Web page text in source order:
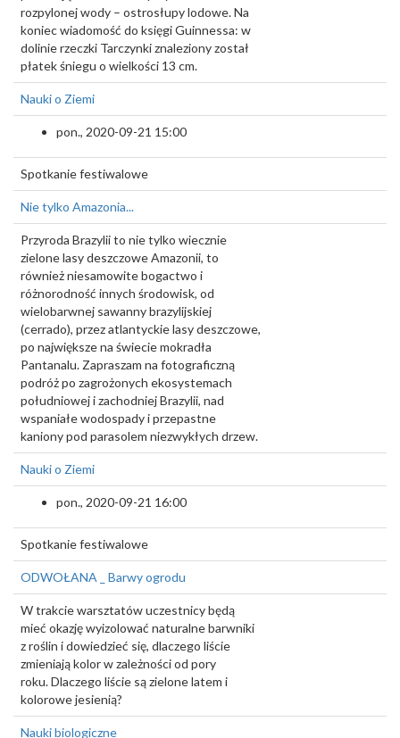
rozpylonej wody – ostrosłupy lodowe. Na
koniec wiadomość do księgi Guinnessa: w
dolinie rzeczki Tarczynki znaleziony został
płatek śniegu o wielkości 13 cm.
Nauki o Ziemi
pon., 2020-09-21 15:00
Spotkanie festiwalowe
Nie tylko Amazonia...
Przyroda Brazylii to nie tylko wiecznie
zielone lasy deszczowe Amazonii, to
również niesamowite bogactwo i
różnorodność innych środowisk, od
wielobarwnej sawanny brazylijskiej
(cerrado), przez atlantyckie lasy deszczowe,
po największe na świecie mokradła
Pantanalu. Zapraszam na fotograficzną
podróż po zagrożonych ekosystemach
południowej i zachodniej Brazylii, nad
wspaniałe wodospady i przepastne
kaniony pod parasolem niezwykłych drzew.
Nauki o Ziemi
pon., 2020-09-21 16:00
Spotkanie festiwalowe
ODWOŁANA _ Barwy ogrodu
W trakcie warsztatów uczestnicy będą
mieć okazję wyizolować naturalne barwniki
z roślin i dowiedzieć się, dlaczego liście
zmieniają kolor w zależności od pory
roku. Dlaczego liście są zielone latem i
kolorowe jesienią?
Nauki biologiczne